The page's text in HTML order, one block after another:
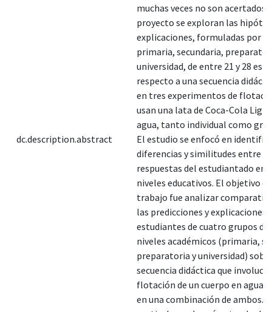
dc.description.abstract
muchas veces no son acertados.
proyecto se exploran las
explicaciones, formuladas por
primaria, secundaria,
universidad, de entre 21 y 28
respecto a una secuencia
en tres experimentos de
usan una lata de Coca-Cola
agua, tanto individual como
El estudio se enfocó en
diferencias y similitudes entre
respuestas del estudiantado en
niveles educativos. El objetivo
trabajo fue analizar
las predicciones y explicaciones
estudiantes de cuatro grupos
niveles académicos (primaria,
preparatoria y universidad)
secuencia didáctica que
flotación de un cuerpo en agua,
en una combinación de ambos.